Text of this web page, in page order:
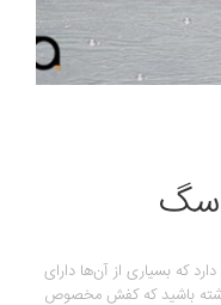
سگ
که بسیاری از آن‌ها دارای
داشته باشید که کفش مخصوص